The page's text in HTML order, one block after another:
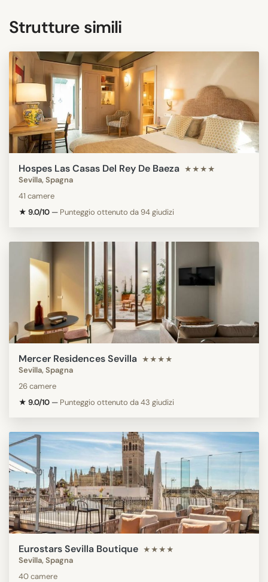
Strutture simili
Hospes Las Casas Del Rey De Baeza ★★★★
Sevilla, Spagna
41 camere
★ 9.0/10 — Punteggio ottenuto da 94 giudizi
Mercer Residences Sevilla ★★★★
Sevilla, Spagna
26 camere
★ 9.0/10 — Punteggio ottenuto da 43 giudizi
Eurostars Sevilla Boutique ★★★★
Sevilla, Spagna
40 camere